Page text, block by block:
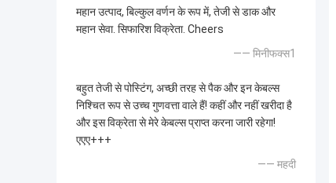
महान उत्पाद, बिल्कुल वर्णन के रूप में, तेजी से डाक और
महान सेवा. सिफारिश विक्रेता. Cheers
—— मिनीफक्स1
बहुत तेजी से पोस्टिंग, अच्छी तरह से पैक और इन केबल्स
निश्चित रूप से उच्च गुणवत्ता वाले हैं! कहीं और नहीं खरीदा है
और इस विक्रेता से मेरे केबल्स प्राप्त करना जारी रहेगा!
एएए+++
—— महदी